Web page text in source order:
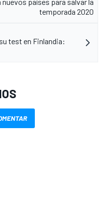
temporada 2020
test en Finlandia: